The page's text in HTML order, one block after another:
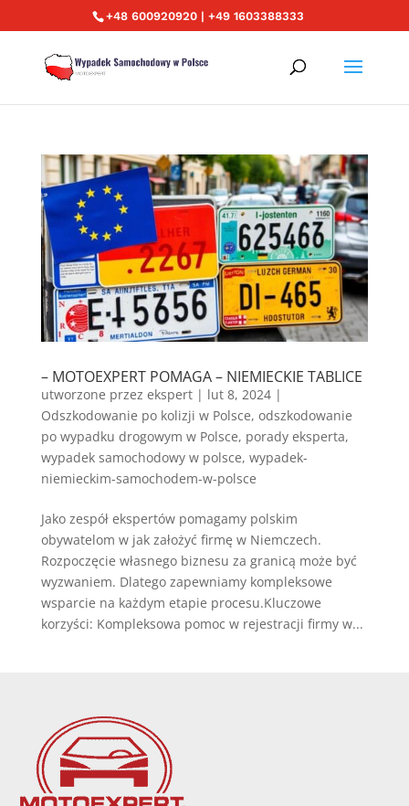
+48 600920920 | +49 1603388333
– MOTOEXPERT POMAGA – NIEMIECKIE TABLICE
utworzone przez ekspert| lut 8, 2024|
Odszkodowanie po kolizji w Polsce, odszkodowanie
po wypadku drogowym w Polsce, porady eksperta,
wypadek samochodowy w polsce, wypadek-
niemieckim-samochodem-w-polsce
Jako zespół ekspertów pomagamy polskim
obywatelom w jak założyć firmę w Niemczech.
Rozpoczęcie własnego biznesu za granicą może być
wyzwaniem. Dlatego zapewniamy kompleksowe
wsparcie na każdym etapie procesu.Kluczowe
korzyści: Kompleksowa pomoc w rejestracji firmy w...